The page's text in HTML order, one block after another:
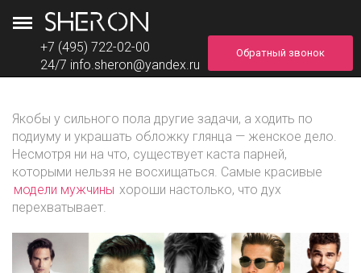
Обратный звонок
+7 (495) 722-02-00
24/7 info.sheron@yandex.ru
Якобы у сильного пола другие задачи, а ходить по
подиуму и украшать обложку глянца — женское дело.
Несмотря ни на что, существует каста парней,
которыми нельзя не восхищаться. Самые красивые
модели мужчины хороши настолько, что дух
перехватывает.